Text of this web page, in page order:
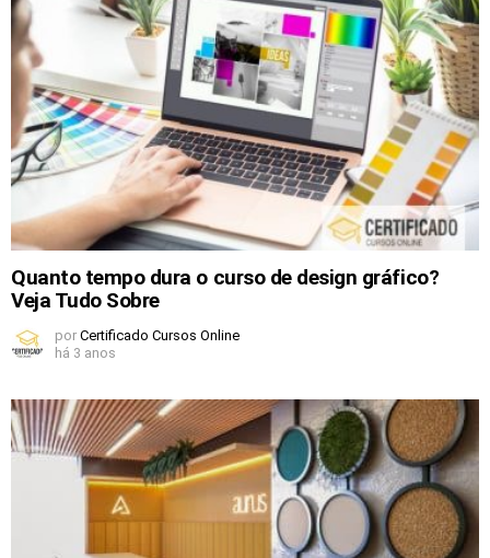
Quanto tempo dura o curso de design gráfico?
Veja Tudo Sobre
por Certificado Cursos Online
há 3 anos